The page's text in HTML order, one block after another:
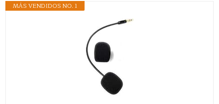
MÁS VENDIDOS NO. 1